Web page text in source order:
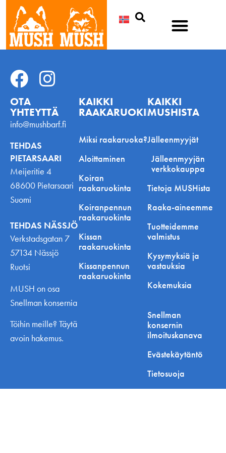
OTA
YHTEYTTÄ
info@mushbarf.fi
TEHDAS
PIETARSAARI
Meijeritie 4
68600 Pietarsaari
Suomi
TEHDAS NÄSSJÖ
Verkstadsgatan 7
57134 Nässjö
Ruotsi
MUSH on osa
Snellman konsernia
Töihin meille? Täytä
avoin hakemus.
KAIKKI
RAAKARUOKINNASTA
Miksi raakaruoka?
Aloittaminen
Koiran
raakaruokinta
Koiranpennun
raakaruokinta
Kissan
raakaruokinta
Kissanpennun
raakaruokinta
KAIKKI
MUSHISTA
Jälleenmyyjät
Jälleenmyyjän
verkkokauppa
Tietoja MUSHista
Raaka-aineemme
Tuotteidemme
valmistus
Kysymyksiä ja
vastauksia
Kokemuksia
Snellman
konsernin
ilmoituskanava
Evästekäytäntö
Tietosuoja